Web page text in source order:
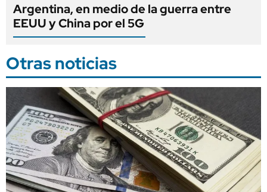
Argentina, en medio de la guerra entre
EEUU y China por el 5G
Otras noticias